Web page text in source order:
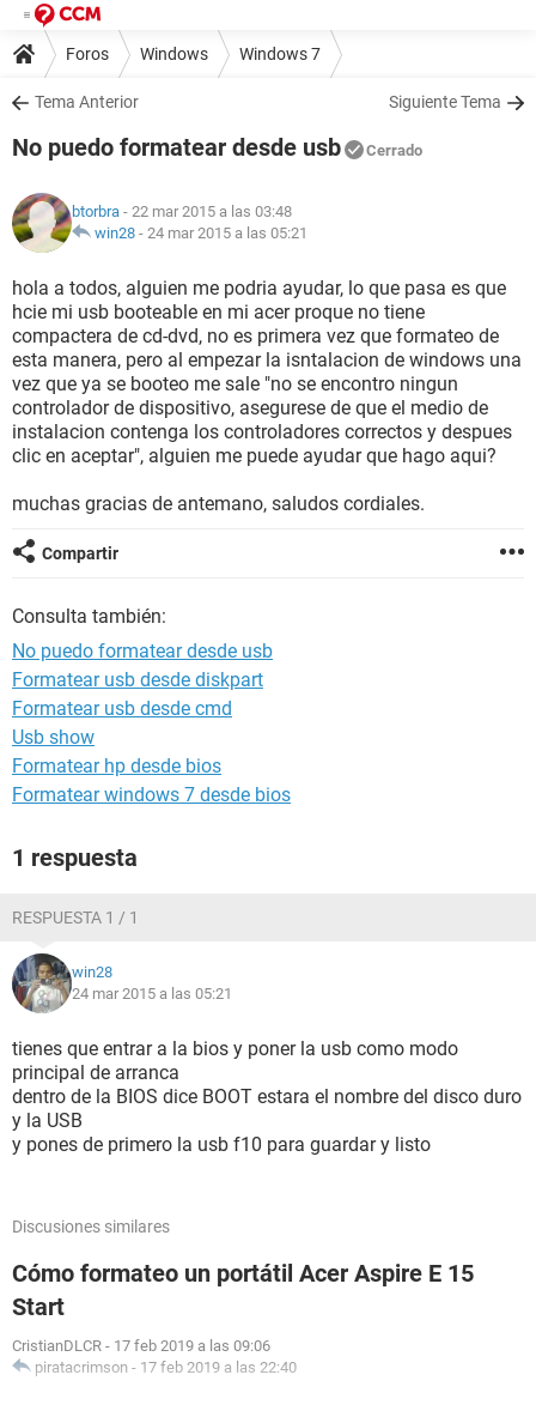
Foros Windows Windows 7
Tema Anterior Siguiente Tema
No puedo formatear desde usb Cerrado
btorbra - 22 mar 2015 a las 03:48
win28 - 24 mar 2015 a las 05:21
hola a todos, alguien me podria ayudar, lo que pasa es que
hcie mi usb booteable en mi acer proque no tiene
compactera de cd-dvd, no es primera vez que formateo de
esta manera, pero al empezar la isntalacion de windows una
vez que ya se booteo me sale "no se encontro ningun
controlador de dispositivo, asegurese de que el medio de
instalacion contenga los controladores correctos y despues
clic en aceptar", alguien me puede ayudar que hago aqui?
muchas gracias de antemano, saludos cordiales.
Compartir
Consulta también:
No puedo formatear desde usb
Formatear usb desde diskpart
Formatear usb desde cmd
Usb show
Formatear hp desde bios
Formatear windows 7 desde bios
1 respuesta
RESPUESTA 1 / 1
win28
24 mar 2015 a las 05:21
tienes que entrar a la bios y poner la usb como modo
principal de arranca
dentro de la BIOS dice BOOT estara el nombre del disco duro
y la USB
y pones de primero la usb f10 para guardar y listo
Discusiones similares
Cómo formateo un portátil Acer Aspire E 15
Start
CristianDLCR - 17 feb 2019 a las 09:06
piratacrimson - 17 feb 2019 a las 22:40